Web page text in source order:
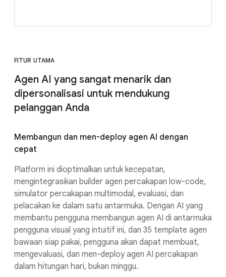
FITUR UTAMA
Agen AI yang sangat menarik dan
dipersonalisasi untuk mendukung
pelanggan Anda
Membangun dan men-deploy agen AI dengan
cepat
Platform ini dioptimalkan untuk kecepatan,
mengintegrasikan builder agen percakapan low-code,
simulator percakapan multimodal, evaluasi, dan
pelacakan ke dalam satu antarmuka. Dengan AI yang
membantu pengguna membangun agen AI di antarmuka
pengguna visual yang intuitif ini, dan 35 template agen
bawaan siap pakai, pengguna akan dapat membuat,
mengevaluasi, dan men-deploy agen AI percakapan
dalam hitungan hari, bukan minggu.